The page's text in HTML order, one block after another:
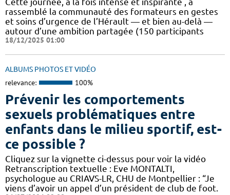
rassemblé la communauté des formateurs en gestes
et soins d’urgence de l’Hérault — et bien au-delà —
autour d’une ambition partagée (150 participants
18/12/2025 01:00
ALBUMS PHOTOS ET VIDÉO
relevance: 100%
Prévenir les comportements
sexuels problématiques entre
enfants dans le milieu sportif, est-
ce possible ?
Cliquez sur la vignette ci-dessus pour voir la vidéo
Retranscription textuelle : Eve MONTALTI,
psychologue au CRIAVS-LR, CHU de Montpellier : “Je
viens d’avoir un appel d’un président de club de foot.